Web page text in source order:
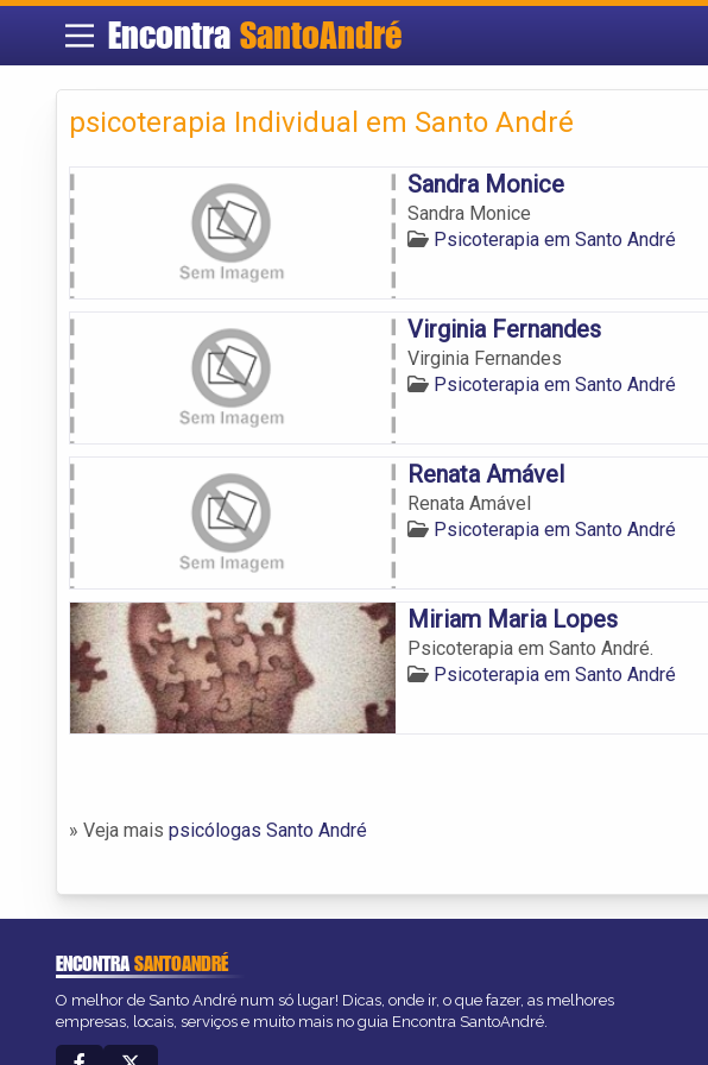
Encontra SantoAndré
psicoterapia Individual em Santo André
Sandra Monice
Sandra Monice
Psicoterapia em Santo André
Virginia Fernandes
Virginia Fernandes
Psicoterapia em Santo André
Renata Amável
Renata Amável
Psicoterapia em Santo André
Miriam Maria Lopes
Psicoterapia em Santo André.
Psicoterapia em Santo André
» Veja mais psicólogas Santo André
ENCONTRASANTOANDRÉ
O melhor de Santo André num só lugar! Dicas, onde ir, o que fazer, as melhores
empresas, locais, serviços e muito mais no guia Encontra SantoAndré.